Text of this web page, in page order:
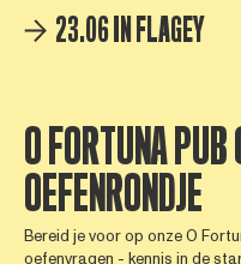
23.06 IN FLAGEY
O FORTUNA
OEFENRONDJE
Bereid je voor op onze O
oefenvragen - kennis in de